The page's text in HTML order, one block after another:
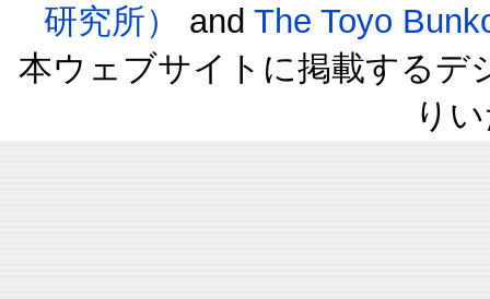
研究所） and The Toyo
本ウェブサイトに掲載するデ
り